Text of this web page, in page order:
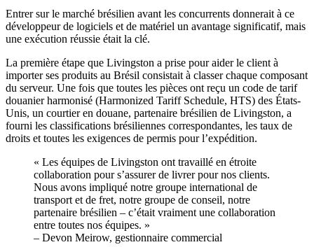
Entrer sur le marché brésilien avant les concurrents donnerait à ce
développeur de logiciels et de matériel un avantage significatif, mais
une exécution réussie était la clé.
La première étape que Livingston a prise pour aider le client à
importer ses produits au Brésil consistait à classer chaque composant
du serveur. Une fois que toutes les pièces ont reçu un code de tarif
douanier harmonisé (Harmonized Tariff Schedule, HTS) des États-
Unis, un courtier en douane, partenaire brésilien de Livingston, a
fourni les classifications brésiliennes correspondantes, les taux de
droits et toutes les exigences de permis pour l’expédition.
« Les équipes de Livingston ont travaillé en étroite
collaboration pour s’assurer de livrer pour nos clients.
Nous avons impliqué notre groupe international de
transport et de fret, notre groupe de conseil, notre
partenaire brésilien – c’était vraiment une collaboration
entre toutes nos équipes. »
– Devon Meirow, gestionnaire commercial